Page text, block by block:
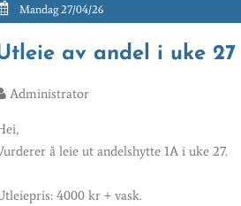
Mandag 27/04/26
av andel i uke 27
Administrator
å leie ut andelshytte 1A i uke 27.
4000 kr + vask.